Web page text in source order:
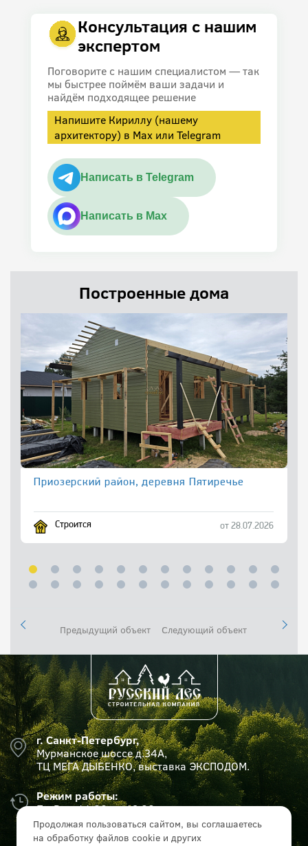
Консультация с нашим
экспертом
Поговорите с нашим специалистом — так
мы быстрее поймём ваши задачи и
найдём подходящее решение
Напишите Кириллу (нашему
архитектору) в Max или Telegram
Написать в Telegram
Написать в Max
Построенные дома
Приозерский район, деревня Пятиречье
Строится от 28.07.2026
Предыдущий объект Следующий объект
г. Санкт-Петербург,
Мурманское шоссе д.34А,
ТЦ МЕГА ДЫБЕНКО, выставка ЭКСПОДОМ.
Режим работы:
Пн-Вс с 11:00 до 19:00
Продолжая пользоваться сайтом, вы соглашаетесь
на обработку файлов cookie и других